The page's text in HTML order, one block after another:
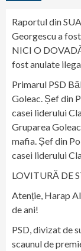
Raportul din
Georgescu a
NICI O
fost anulate
Primarul PSD
Goleac. Șef din
casei liderului
Gruparea
mafia. Șef din
casei liderului
LOVITURĂ DE
Atenție, Harap
de ani!
PSD, divizat de
scaunul de